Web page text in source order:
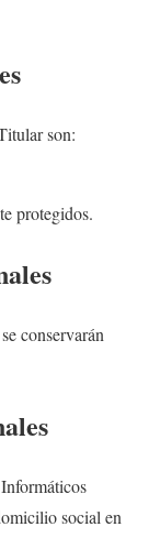
son:
protegidos.
conservarán
social en